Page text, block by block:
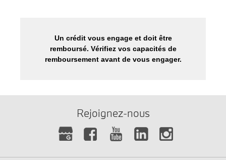
Un crédit vous engage et doit être
remboursé. Vérifiez vos capacités de
remboursement avant de vous engager.
Rejoignez-nous